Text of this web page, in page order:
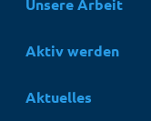
Hauptnavigation
Unsere Arbeit
Aktiv werden
Aktuelles